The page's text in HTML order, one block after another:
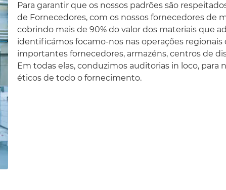
Para garantir que os nossos padrões são
de Fornecedores, com os nossos fornecedores de
cobrindo mais de 90% do valor dos materiais que
identificámos focamo-nos nas operações regionais
importantes fornecedores, armazéns, centros de
Em todas elas, conduzimos auditorias in loco, para
éticos de todo o fornecimento.